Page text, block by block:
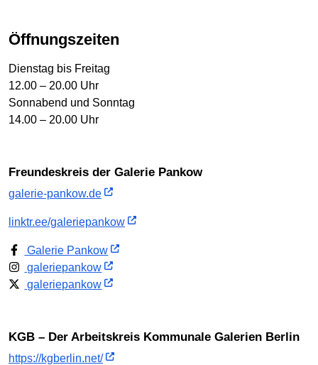
Öffnungszeiten
Dienstag bis Freitag
12.00 – 20.00 Uhr
Sonnabend und Sonntag
14.00 – 20.00 Uhr
Freundeskreis der Galerie Pankow
galerie-pankow.de
linktr.ee/galeriepankow
Galerie Pankow
galeriepankow
galeriepankow
KGB – Der Arbeitskreis Kommunale Galerien Berlin
https://kgberlin.net/